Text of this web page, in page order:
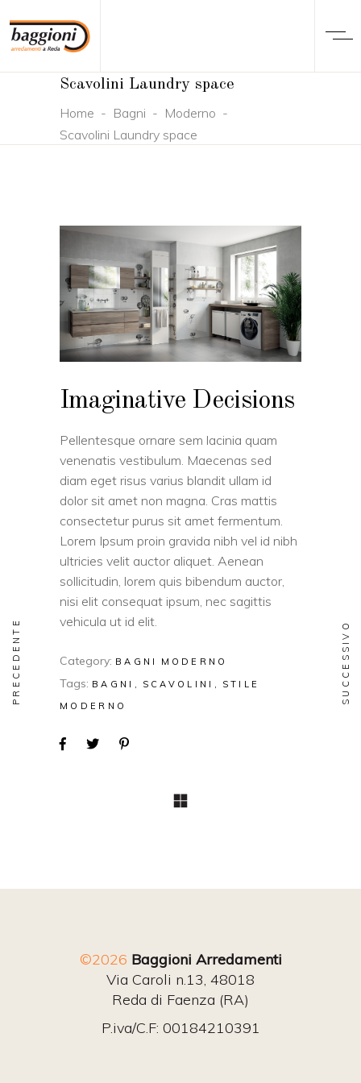
Scavolini Laundry space
Home - Bagni - Moderno -
Scavolini Laundry space
Imaginative Decisions
Pellentesque ornare sem lacinia quam
venenatis vestibulum. Maecenas sed
diam eget risus varius blandit ullam id
dolor sit amet non magna. Cras mattis
consectetur purus sit amet fermentum.
Lorem Ipsum proin gravida nibh vel id nibh
ultricies velit auctor aliquet. Aenean
sollicitudin, lorem quis bibendum auctor,
nisi elit consequat ipsum, nec sagittis
vehicula ut id elit.
Category: BAGNI MODERNO
Tags: BAGNI SCAVOLINI
STILE
MODERNO
PRECEDENTE SUCCESSIVO
©2026 Baggioni Arredamenti
Via Caroli n.13, 48018
Reda di Faenza (RA)
P.iva/C.F: 00184210391